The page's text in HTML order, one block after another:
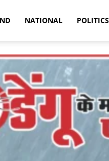
NATIONAL POLITICS